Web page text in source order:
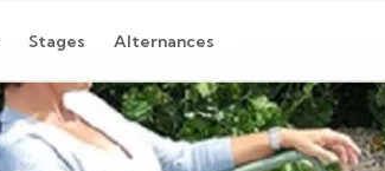
Stages Alternances